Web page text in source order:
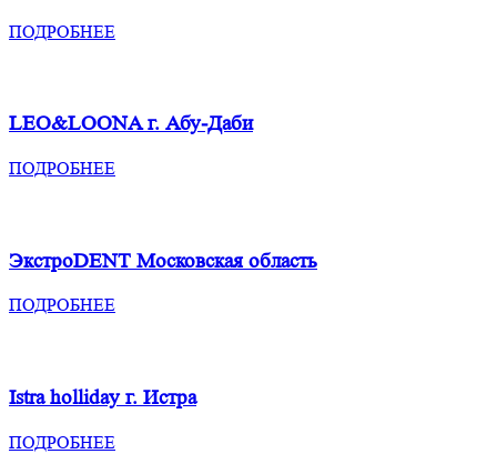
ПОДРОБНЕЕ
LEO&LOONAг. Абу-Даби
ПОДРОБНЕЕ
ЭкстроDENT Московская область
ПОДРОБНЕЕ
Istra hollidayг. Истра
ПОДРОБНЕЕ